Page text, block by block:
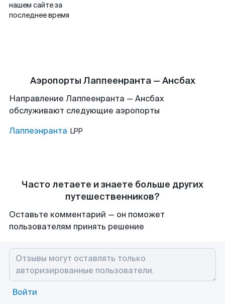
нашем сайте за
последнее время
Аэропорты Лаппеенранта — Ансбах
Направление Лаппеенранта — Ансбах
обслуживают следующие аэропорты
Лаппеэнранта LPP
Часто летаете и знаете больше других
путешественников?
Оставьте комментарий — он поможет
пользователям принять решение
Войти